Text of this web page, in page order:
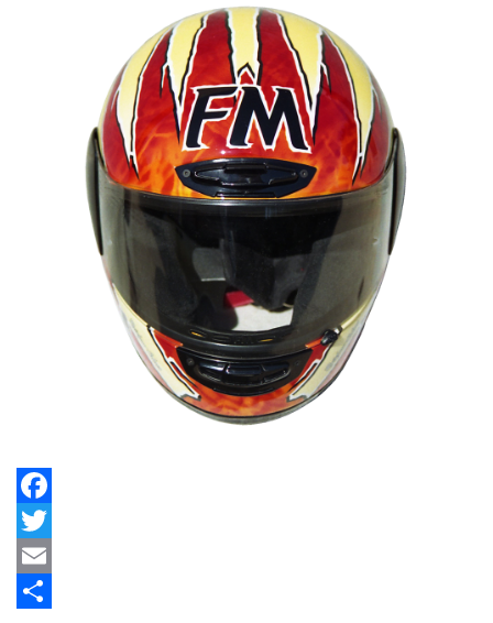
Facebook
Twitter
Email